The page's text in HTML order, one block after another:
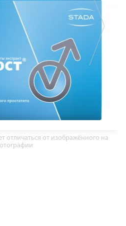
отличаться от изображённого на